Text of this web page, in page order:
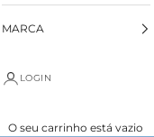
MARCA
LOGIN
O seu carrinho está vazio